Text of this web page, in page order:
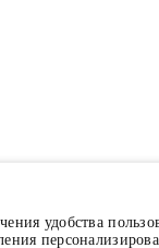
удобства